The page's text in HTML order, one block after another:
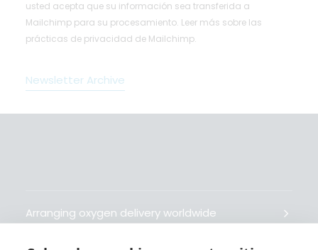
usted acepta que su información sea transferida a
Mailchimp para su procesamiento. Leer más sobre las
prácticas de privacidad de Mailchimp.
Newsletter Archive
Arranging oxygen delivery worldwide